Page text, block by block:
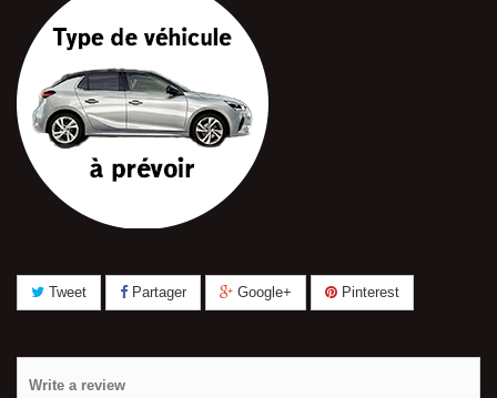
Tweet Partager Google+ Pinterest
Write a review